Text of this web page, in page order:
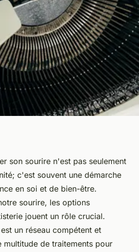
esthétiques
en dentisterie
•2 min de lecture
son sourire n'est pas seulement
c'est souvent une démarche
en soi et de bien-être.
sourire, les options
jouent un rôle crucial.
est un réseau compétent et
multitude de traitements pour